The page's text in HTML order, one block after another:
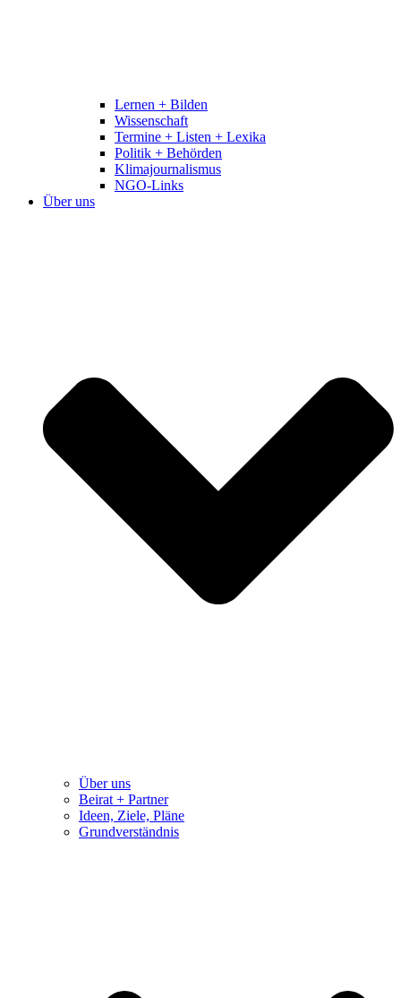
Lernen + Bilden
Wissenschaft
Termine + Listen + Lexika
Politik + Behörden
Klimajournalismus
NGO-Links
Über uns
Über uns
Beirat + Partner
Ideen, Ziele, Pläne
Grundverständnis